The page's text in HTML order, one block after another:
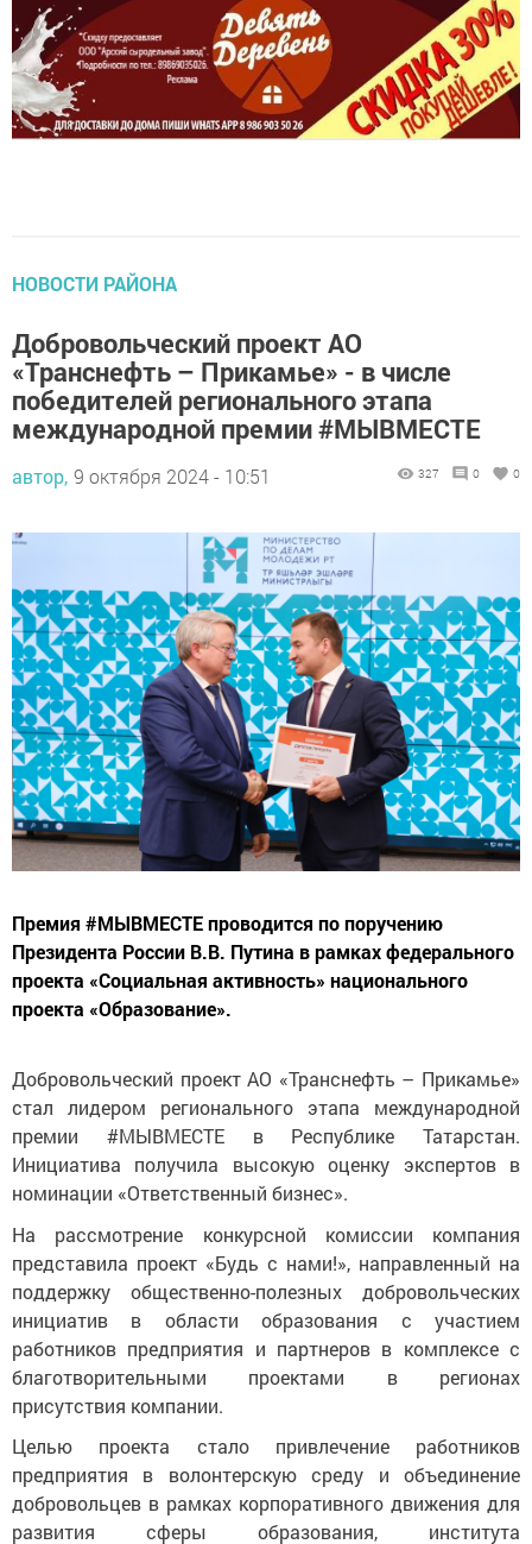
НОВОСТИ РАЙОНА
Добровольческий проект АО
«Транснефть – Прикамье» - в числе
победителей регионального этапа
международной премии #МЫВМЕСТЕ
Президента России В.В. Путина в рамках федерального
проекта «Социальная активность» национального
проекта «Образование».
стал лидером регионального этапа международной
премии #МЫВМЕСТЕ в Республике Татарстан.
Инициатива получила высокую оценку экспертов в
номинации «Ответственный бизнес».
представила проект «Будь с нами!», направленный на
поддержку общественно-полезных добровольческих
инициатив в области образования с участием
работников предприятия и партнеров в комплексе с
благотворительными проектами в регионах
присутствия компании.
предприятия в волонтерскую среду и объединение
добровольцев в рамках корпоративного движения для
развития сферы образования, института